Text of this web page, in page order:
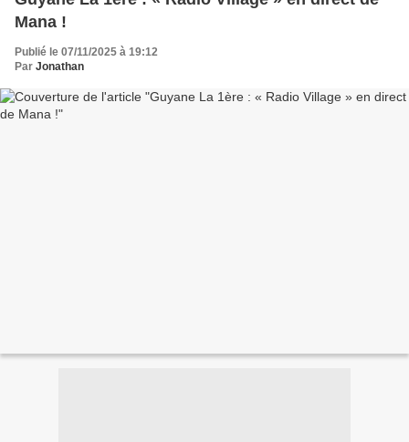
Mana !
Publié le 07/11/2025 à 19:12
Par Jonathan